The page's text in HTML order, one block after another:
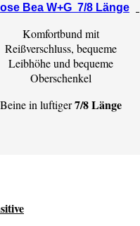
Bea W+G 7/8 Länge
Komfortbund mit
Reißverschluss, bequeme
Leibhöhe und bequeme
Oberschenkel
Beine in luftiger7/8 Länge